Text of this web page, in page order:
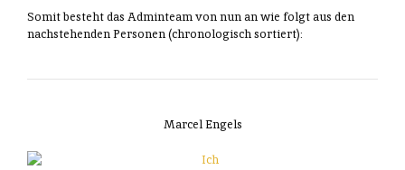
Somit besteht das Adminteam von nun an wie folgt aus den
nachstehenden Personen (chronologisch sortiert):
Marcel Engels